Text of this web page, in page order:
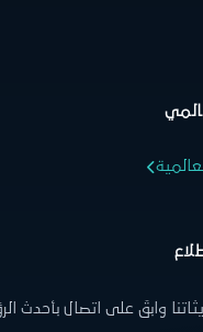
وابقَ على اتصال بأحدث